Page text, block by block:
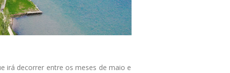
irá decorrer entre os meses de maio e